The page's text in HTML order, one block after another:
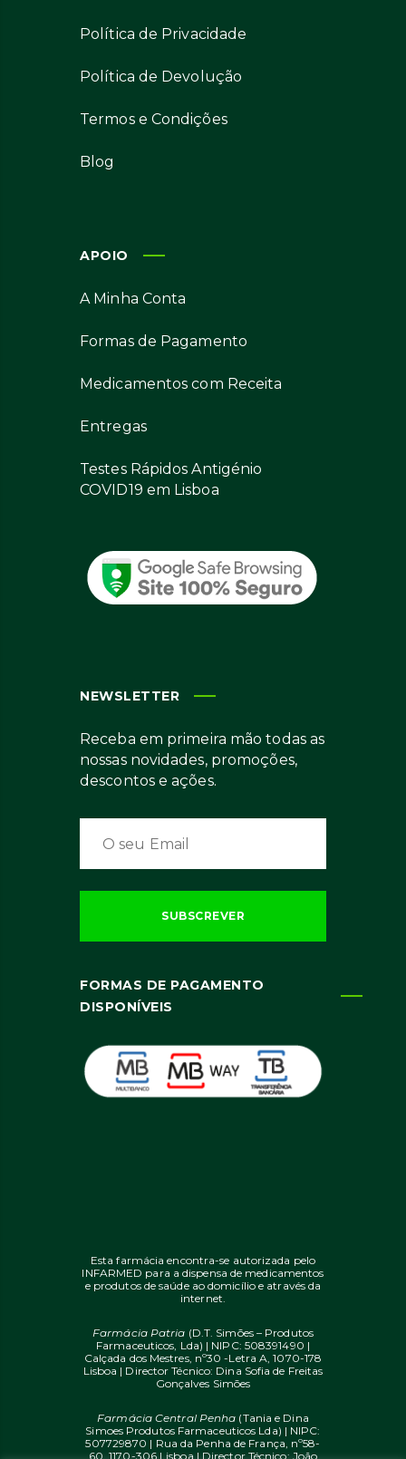
Política de Privacidade
Política de Devolução
Termos e Condições
Blog
APOIO
A Minha Conta
Formas de Pagamento
Medicamentos com Receita
Entregas
Testes Rápidos Antigénio
COVID19 em Lisboa
NEWSLETTER
Receba em primeira mão todas as
nossas novidades, promoções,
descontos e ações.
FORMAS DE PAGAMENTO
DISPONÍVEIS
Esta farmácia encontra-se autorizada pelo
INFARMED para a dispensa de medicamentos
e produtos de saúde ao domicílio e através da
internet.
Farmácia Patria (D.T. Simões – Produtos
Farmaceuticos, Lda) | NIPC: 508391490 |
Calçada dos Mestres, nº30 -Letra A, 1070-178
Lisboa | Director Técnico: Dina Sofia de Freitas
Gonçalves Simões
Farmácia Central Penha (Tania e Dina
Simoes Produtos Farmaceuticos Lda) | NIPC:
507729870 | Rua da Penha de França, nº58-
60, 1170-306 Lisboa | Director Técnico: João